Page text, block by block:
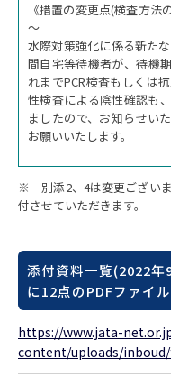
《措置の変更点(検査方
～
水際対策強化に係る新た
間自宅等待機者が、待機
れまでPCR検査もしくは
性検査による陰性確認も
ましたので、お知らせい
お願いいたします。
※ 別添2、4は変更ござい
付させていただきます。
添付資料一覧(2022
に12点のPDFファイ
https://www.jata-
content/uploads/